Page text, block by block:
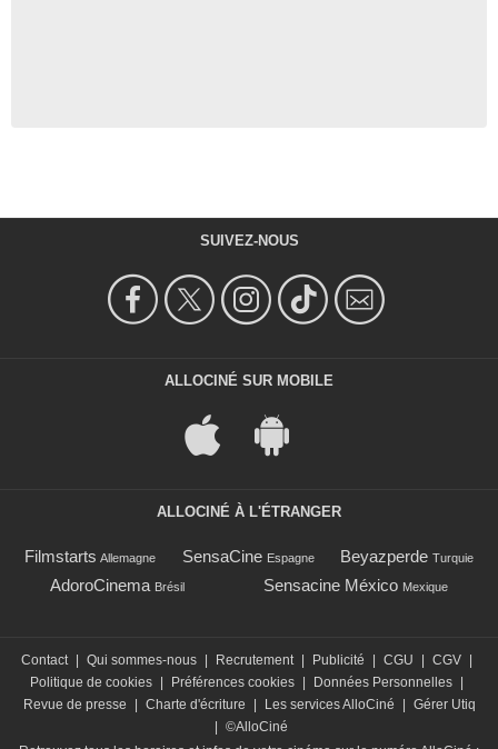
SUIVEZ-NOUS
ALLOCINÉ SUR MOBILE
ALLOCINÉ À L'ÉTRANGER
Filmstarts Allemagne SensaCine Espagne Beyazperde Turquie
AdoroCinema Brésil Sensacine México Mexique
Contact | Qui sommes-nous | Recrutement | Publicité | CGU | CGV |
Politique de cookies | Préférences cookies | Données Personnelles |
Revue de presse
| Charte d'écriture | Les services AlloCiné | Gérer Utiq
| ©AlloCiné